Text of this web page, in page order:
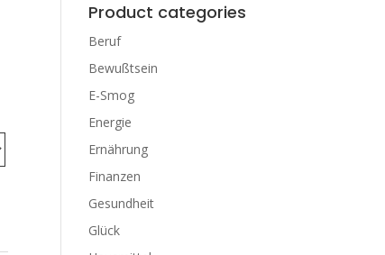
Product categories
Beruf
Bewußtsein
E-Smog
Energie
Ernährung
Finanzen
Gesundheit
Glück